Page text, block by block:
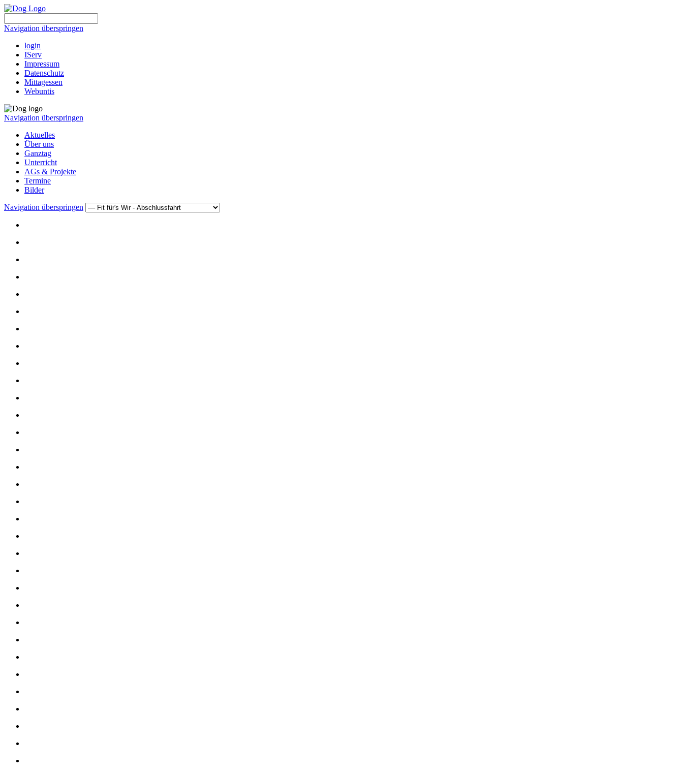
Navigation überspringen
login
IServ
Impressum
Datenschutz
Mittagessen
Webuntis
Navigation überspringen
Aktuelles
Über uns
Ganztag
Unterricht
AGs & Projekte
Termine
Bilder
Navigation überspringen